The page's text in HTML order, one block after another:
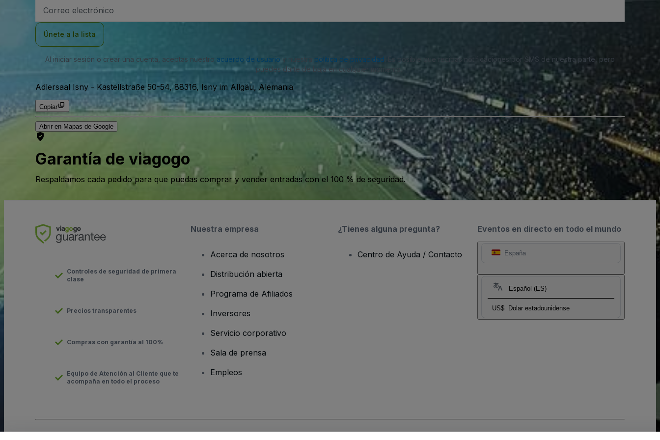
de
Únete a la lista
Al iniciar sesión o crear una cuenta, aceptas nuestro acuerdo de usuarioy nuestra política de privacidad . Es posible que recibas notificaciones por SMS de nuestra parte, pero
puedes darte de baja en cualquier momento.
Adlersaal Isny - Kastellstraße 50-54, 88316, Isny im Allgäu, Alemania
Copiar
Abrir en Mapas de Google
Garantía de viagogo
Respaldamos cada pedido para que puedas comprar y vender entradas con el 100 % de seguridad.
Eventos en directo en todo el mundo
España
Español (ES)
US$ Dolar estadounidense
Controles de seguridad de primera
clase
Precios transparentes
Compras con garantía al 100%
Equipo de Atención al Cliente que te
acompaña en todo el proceso
Nuestra empresa
Acerca de nosotros
Distribución abierta
Programa de Afiliados
Inversores
Servicio corporativo
Sala de prensa
Empleos
¿Tienes alguna pregunta?
Centro de Ayuda / Contacto